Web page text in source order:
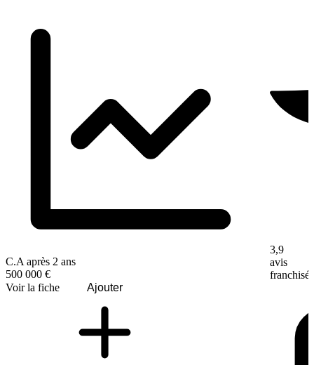
C.A après 2 ans
500 000 €
Voir la fiche
Ajouter
3,9
avis
franchisé